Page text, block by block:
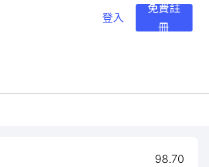
登入
免費註
冊
98.70